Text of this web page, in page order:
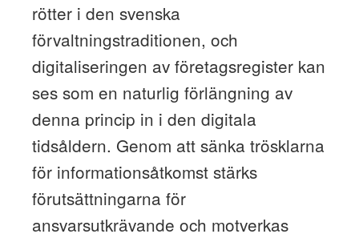
rötter i den svenska
förvaltningstraditionen, och
digitaliseringen av företagsregister kan
ses som en naturlig förlängning av
denna princip in i den digitala
tidsåldern. Genom att sänka trösklarna
för informationsåtkomst stärks
förutsättningarna för
ansvarsutkrävande och motverkas